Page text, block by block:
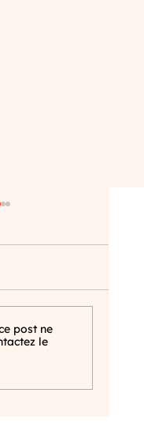
post ne
le